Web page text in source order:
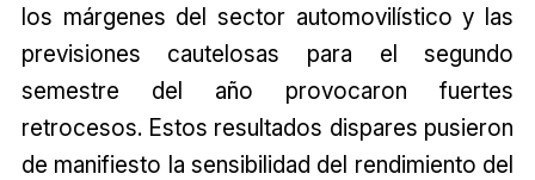
los márgenes del sector automovilístico y las
previsiones cautelosas para el segundo
semestre del año provocaron fuertes
retrocesos. Estos resultados dispares pusieron
de manifiesto la sensibilidad del rendimiento del